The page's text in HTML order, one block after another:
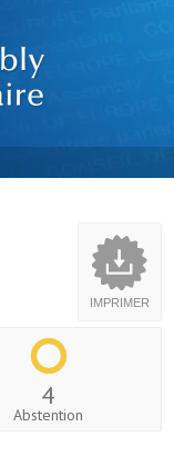
IMPRIMER
4
Abstention